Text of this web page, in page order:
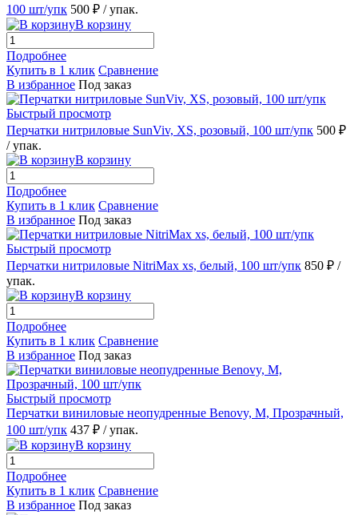
100 шт/упк 500 ₽ / упак.
В корзину
Подробнее
Купить в 1 клик Сравнение
В избранное Под заказ
Быстрый просмотр
Перчатки нитриловые SunViv, XS, розовый, 100 шт/упк 500 ₽
/ упак.
В корзину
Подробнее
Купить в 1 клик Сравнение
В избранное Под заказ
Быстрый просмотр
Перчатки нитриловые NitriMax xs, белый, 100 шт/упк 850 ₽ /
упак.
В корзину
Подробнее
Купить в 1 клик Сравнение
В избранное Под заказ
Быстрый просмотр
Перчатки виниловые неопудренные Benovy, M, Прозрачный,
100 шт/упк 437 ₽ / упак.
В корзину
Подробнее
Купить в 1 клик Сравнение
В избранное Под заказ